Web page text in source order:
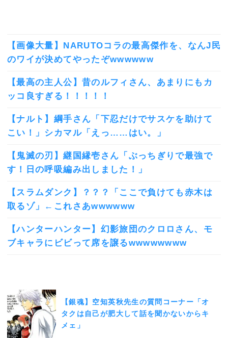
【画像大量】NARUTOコラの最高傑作を、なんJ民
のワイが決めてやったぞwwwwww
【最高の主人公】昔のルフィさん、あまりにもカ
ッコ良すぎる！！！！！
【ナルト】綱手さん「下忍だけでサスケを助けて
こい！」シカマル「えっ……はい。」
【鬼滅の刃】継国縁壱さん「ぶっちぎりで最強で
す！日の呼吸編み出しました！」
【スラムダンク】？？？「ここで負けても赤木は
取るゾ」←これさあwwwwww
【ハンターハンター】幻影旅団のクロロさん、モ
ブキャラにビビって席を譲るwwwwwwww
【銀魂】空知英秋先生の質問コーナー「オ
タクは自己が肥大して話を聞かないからキ
メェ」